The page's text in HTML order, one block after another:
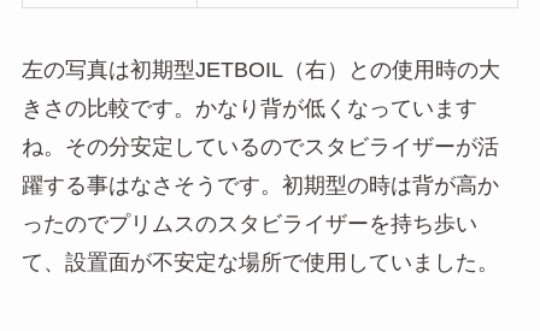
左の写真は初期型JETBOIL（右）との使用時の大
きさの比較です。かなり背が低くなっています
ね。その分安定しているのでスタビライザーが活
躍する事はなさそうです。初期型の時は背が高か
ったのでプリムスのスタビライザーを持ち歩い
て、設置面が不安定な場所で使用していました。